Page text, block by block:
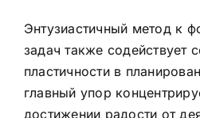
Энтузиастичный метод к
задач также содействует
пластичности в
главный упор
достижении радости от